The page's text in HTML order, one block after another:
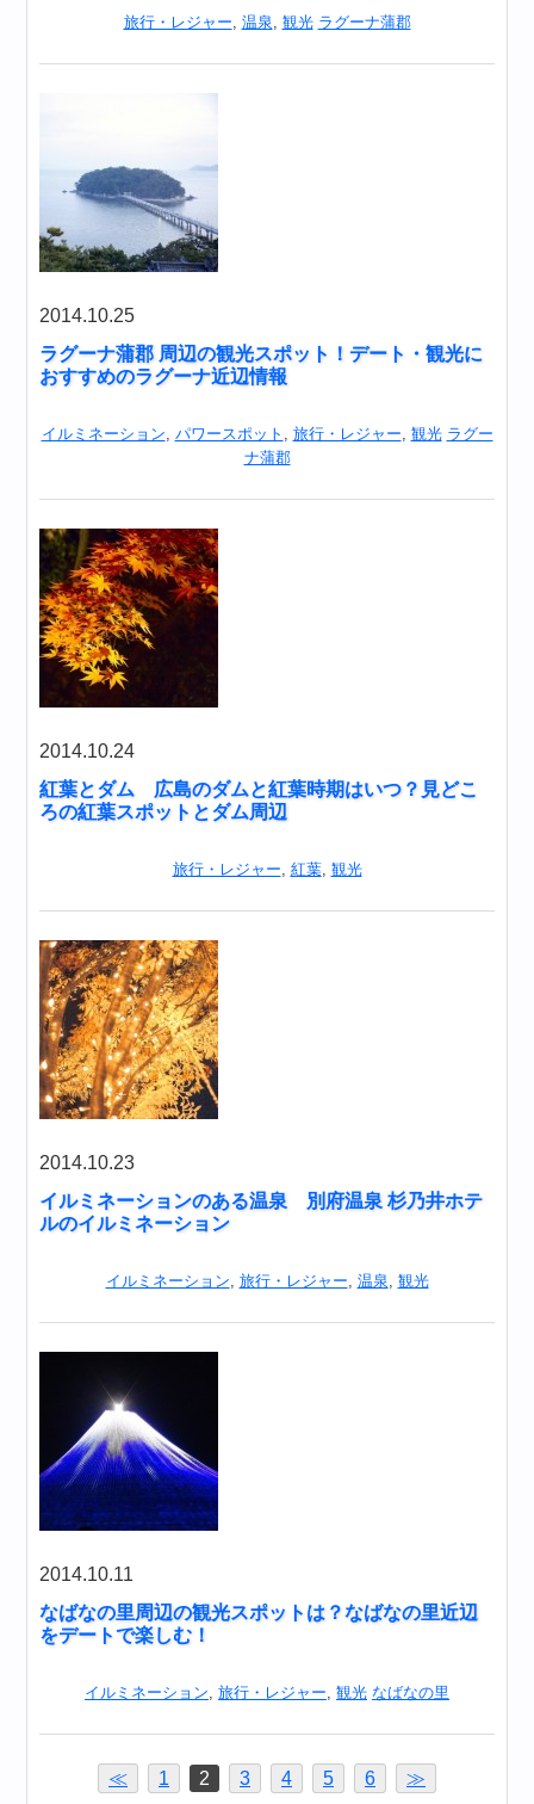
旅行・レジャー, 温泉, 観光 ラグーナ蒲郡
2014.10.25
ラグーナ蒲郡 周辺の観光スポット！デート・観光に
おすすめのラグーナ近辺情報
イルミネーション, パワースポット , 旅行・レジャー, 観光 ラグー
ナ蒲郡
2014.10.24
紅葉とダム 広島のダムと紅葉時期はいつ？見どこ
ろの紅葉スポットとダム周辺
旅行・レジャー, 紅葉, 観光
2014.10.23
イルミネーションのある温泉 別府温泉 杉乃井ホテ
ルのイルミネーション
イルミネーション, 旅行・レジャー, 温泉, 観光
2014.10.11
なばなの里周辺の観光スポットは？なばなの里近辺
をデートで楽しむ！
イルミネーション, 旅行・レジャー, 観光 なばなの里
≪ 1 2 3 4 5 6 ≫